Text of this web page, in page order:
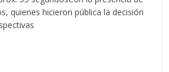
quienes hicieron pública la decisión